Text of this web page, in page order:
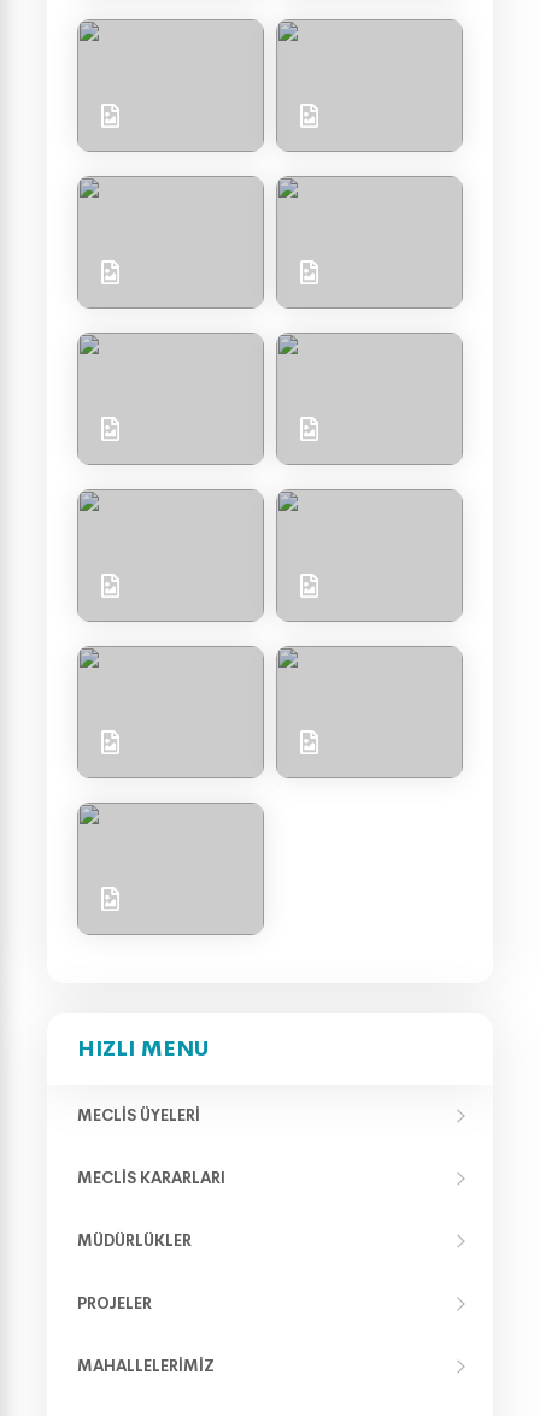
HIZLI MENU
MECLIS ÜYELERI
MECLIS KARARLARI
MÜDÜRLÜKLER
PROJELER
MAHALLELERIMIZ